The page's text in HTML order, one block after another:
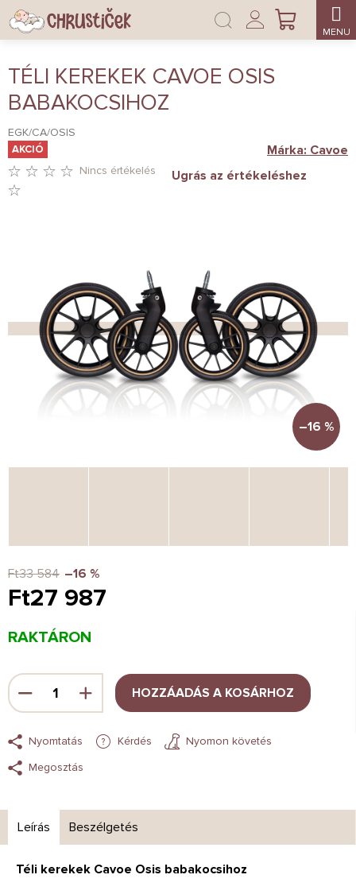
Ugrás
fő
KOSÁR
Bejelentkezés
TÉLI KEREKEK CAVOE OSIS
BABAKOCSIHOZ
EGK/CA/OSIS
AKCIÓ
CSILLAG.
Nincs értékelés Ugrás az értékeléshez
Márka: Cavoe
–16 %
Ft33 584 –16 %
Ft27 987
Egységár:
RAKTÁRON
HOZZÁADÁS A KOSÁRHOZ
Nyomtatás Kérdés
Nyomon követés
Megosztás
Leírás Beszélgetés
Téli kerekek Cavoe Osis babakocsihoz